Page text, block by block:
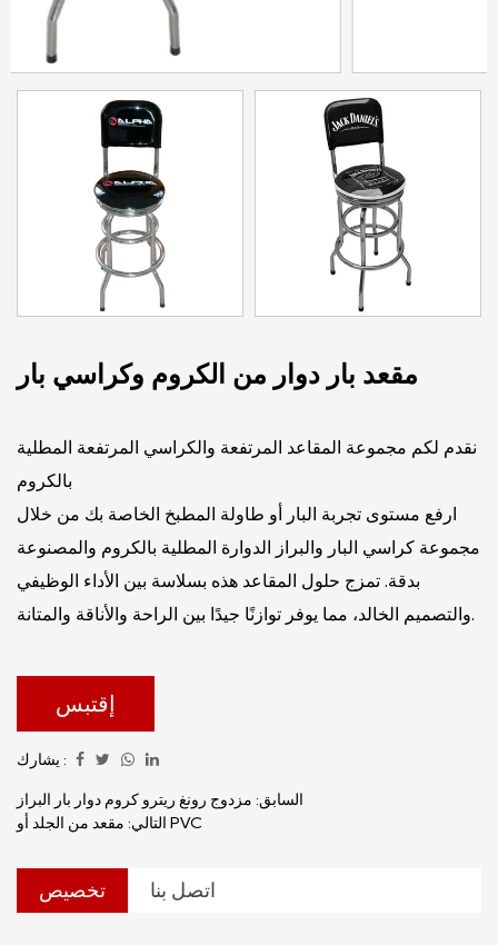
مقعد بار دوار من الكروم وكراسي بار
نقدم لكم مجموعة المقاعد المرتفعة والكراسي المرتفعة المطلية
بالكروم
ارفع مستوى تجربة البار أو طاولة المطبخ الخاصة بك من خلال
مجموعة كراسي البار والبراز الدوارة المطلية بالكروم والمصنوعة
بدقة. تمزج حلول المقاعد هذه بسلاسة بين الأداء الوظيفي
والتصميم الخالد، مما يوفر توازنًا جيدًا بين الراحة والأناقة والمتانة.
إقتبس
يشارك :
السابق: مزدوج رونغ ريترو كروم دوار بار البراز
التالي: مقعد من الجلد أو PVC
تخصيص اتصل بنا